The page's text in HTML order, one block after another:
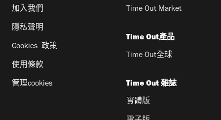
加入我們
隱私聲明
Cookies 政策
使用條款
管理cookies
Time Out Market
Time Out產品
Time Out全球
Time Out 雜誌
實體版